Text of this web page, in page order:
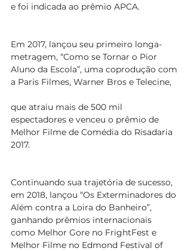
e foi indicada ao prêmio APCA.
Em 2017, lançou seu primeiro longa-
metragem, “Como se Tornar o Pior
Aluno da Escola”, uma coprodução com
a Paris Filmes, Warner Bros e Telecine,
que atraiu mais de 500 mil
espectadores e venceu o prêmio de
Melhor Filme de Comédia do Risadaria
2017.
Continuando sua trajetória de sucesso,
em 2018, lançou “Os Exterminadores do
Além contra a Loira do Banheiro”,
ganhando prêmios internacionais
como Melhor Gore no FrightFest e
Melhor Filme no Edmond Festival of